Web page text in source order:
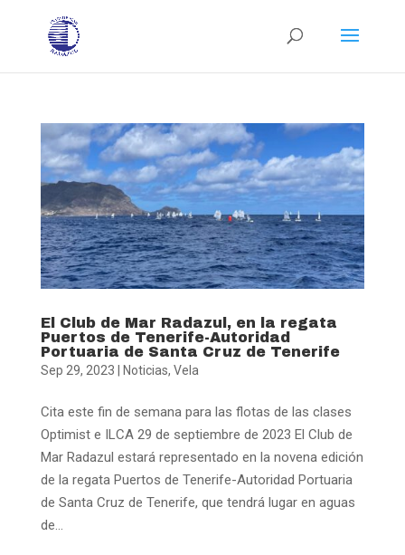
El Club de Mar Radazul, en la regata
Puertos de Tenerife-Autoridad
Portuaria de Santa Cruz de Tenerife
Sep 29, 2023 Noticias, Vela
Cita este fin de semana para las flotas de las clases
Optimist e ILCA 29 de septiembre de 2023 El Club de
Mar Radazul estará representado en la novena edición
de la regata Puertos de Tenerife-Autoridad Portuaria
de Santa Cruz de Tenerife, que tendrá lugar en aguas
de...